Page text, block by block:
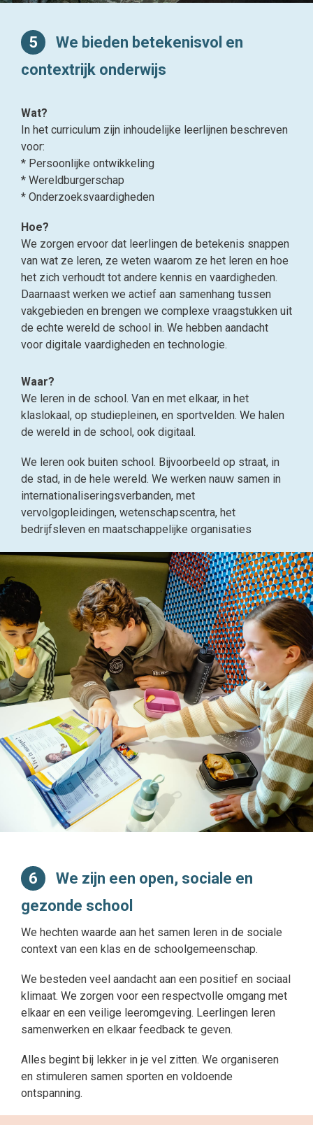
5
We bieden betekenisvol en
contextrijk onderwijs
Wat?
In het curriculum zijn inhoudelijke leerlijnen beschreven
voor:
* Persoonlijke ontwikkeling
* Wereldburgerschap
* Onderzoeksvaardigheden
Hoe?
We zorgen ervoor dat leerlingen de betekenis snappen
van wat ze leren, ze weten waarom ze het leren en hoe
het zich verhoudt tot andere kennis en vaardigheden.
Daarnaast werken we actief aan samenhang tussen
vakgebieden en brengen we complexe vraagstukken uit
de echte wereld de school in. We hebben aandacht
voor digitale vaardigheden en technologie.
Waar?
We leren in de school. Van en met elkaar, in het
klaslokaal, op studiepleinen, en sportvelden. We halen
de wereld in de school, ook digitaal.
We leren ook buiten school. Bijvoorbeeld op straat, in
de stad, in de hele wereld. We werken nauw samen in
internationaliseringsverbanden, met
vervolgopleidingen, wetenschapscentra, het
bedrijfsleven en maatschappelijke organisaties
6
We zijn een open, sociale en
gezonde school
We hechten waarde aan het samen leren in de sociale
context van een klas en de schoolgemeenschap.
We besteden veel aandacht aan een positief en sociaal
klimaat. We zorgen voor een respectvolle omgang met
elkaar en een veilige leeromgeving. Leerlingen leren
samenwerken en elkaar feedback te geven.
Alles begint bij lekker in je vel zitten. We organiseren
en stimuleren samen sporten en voldoende
ontspanning.